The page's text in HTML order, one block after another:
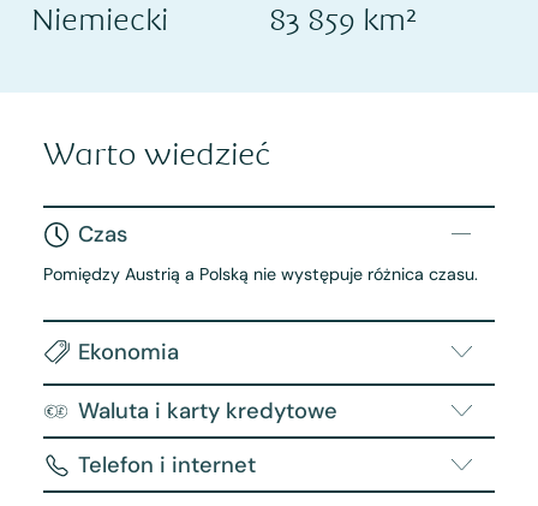
Niemiecki 83 859 km²
Warto wiedzieć
Czas
Pomiędzy Austrią a Polską nie występuje różnica czasu.
Ekonomia
Waluta i karty kredytowe
Telefon i internet